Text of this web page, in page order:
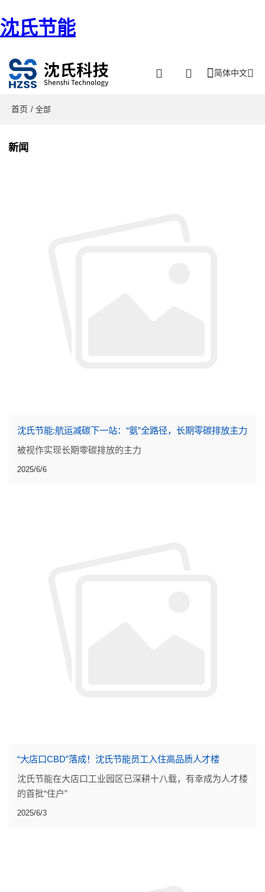
沈氏节能
简体中文
首页 / 全部
新闻
沈氏节能:航运减碳下一站：“氨”全路径，长期零碳排放主力
被视作实现长期零碳排放的主力
2025/6/6
“大店口CBD”落成！沈氏节能员工入住高品质人才楼
沈氏节能在大店口工业园区已深耕十八载，有幸成为人才楼
的首批“住户”
2025/6/3